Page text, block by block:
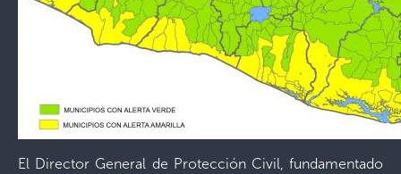
El Director General de Protección Civil, fundamentado